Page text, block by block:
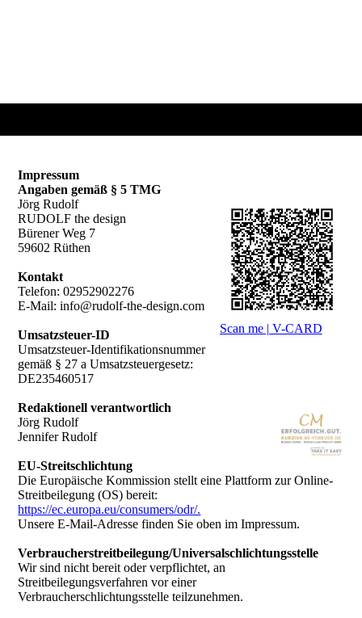
Impressum
Angaben gemäß § 5 TMG
Scan me | V-CARD
Jörg Rudolf
RUDOLF the design
Bürener Weg 7
59602 Rüthen
Kontakt
Telefon: 02952902276
E-Mail: info@rudolf-the-design.com
Umsatzsteuer-ID
Umsatzsteuer-Identifikationsnummer
gemäß § 27 a Umsatzsteuergesetz:
DE235460517
Redaktionell verantwortlich
Jörg Rudolf
Jennifer Rudolf
EU-Streitschlichtung
Die Europäische Kommission stellt eine Plattform zur Online-
Streitbeilegung (OS) bereit:
https://ec.europa.eu/consumers/odr/.
Unsere E-Mail-Adresse finden Sie oben im Impressum.
Verbraucherstreitbeilegung/Universalschlichtungsstelle
Wir sind nicht bereit oder verpflichtet, an
Streitbeilegungsverfahren vor einer
Verbraucherschlichtungsstelle teilzunehmen.